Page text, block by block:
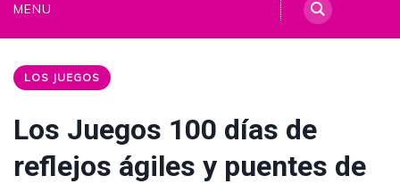
MENU
LOS JUEGOS
Los Juegos 100 días de
reflejos ágiles y puentes de